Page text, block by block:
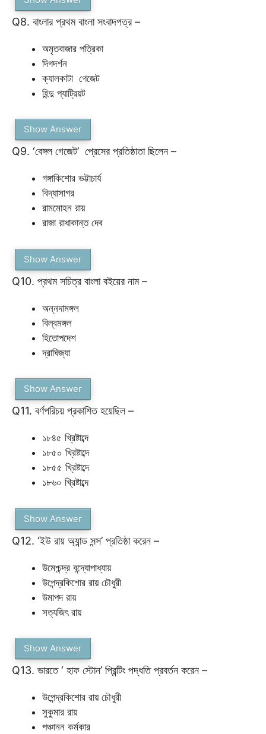
Q8. বাংলার প্রথম বাংলা সংবাদপত্র –
অমৃতবাজার পত্রিকা
দিগদর্শন
ক্যালকাটা গেজেট
হিন্দু প্যাট্রিয়ট
Show Answer
Q9. ‘বেঙ্গল গেজেট’ প্রেসের প্রতিষ্ঠাতা ছিলেন –
গঙ্গাকিশোর ভট্টাচার্য
বিদ্যাসাগর
রামমোহন রায়
রাজা রাধাকান্ত দেব
Show Answer
Q10. প্রথম সচিত্র বাংলা বইয়ের নাম –
অন্নদামঙ্গল
বিল্বমঙ্গল
হিতোপদেশ
দ্রাঘিজ্যা
Show Answer
Q11. বর্ণপরিচয় প্রকাশিত হয়েছিল –
১৮৪৫ খ্রিষ্টাব্দে
১৮৫০ খ্রিষ্টাব্দে
১৮৫৫ খ্রিষ্টাব্দে
১৮৬০ খ্রিষ্টাব্দে
Show Answer
Q12. ‘ইউ রায় অ্যান্ড সন্স’ প্রতিষ্ঠা করেন –
উমেশ্চন্দ্র বন্দ্যোপাধ্যায়
উপেন্দ্রকিশোর রায় চৌধুরী
উমাপদ রায়
সত্যজিৎ রায়
Show Answer
Q13. ভারতে ‘ হাফ স্টোন’ প্রিন্টিং পদ্ধতি প্রবর্তন করেন –
উপেন্দ্রকিশোর রায় চৌধুরী
সুকুমার রায়
পঞ্চানন কর্মকার